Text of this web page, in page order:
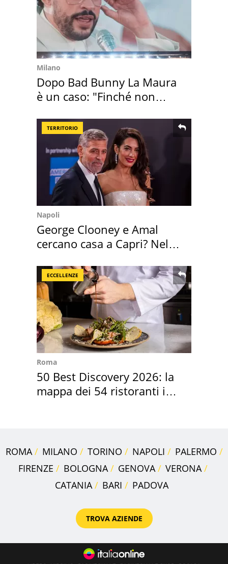
Milano
Dopo Bad Bunny La Maura
è un caso: "Finché non
TERRITORIO
Napoli
George Clooney e Amal
cercano casa a Capri? Nel
ECCELLENZE
Roma
50 Best Discovery 2026: la
mappa dei 54 ristoranti in
ROMA MILANO TORINO NAPOLI
PALERMO
FIRENZE
BOLOGNA GENOVA
VERONA
CATANIA
BARI PADOVA
TROVA AZIENDE